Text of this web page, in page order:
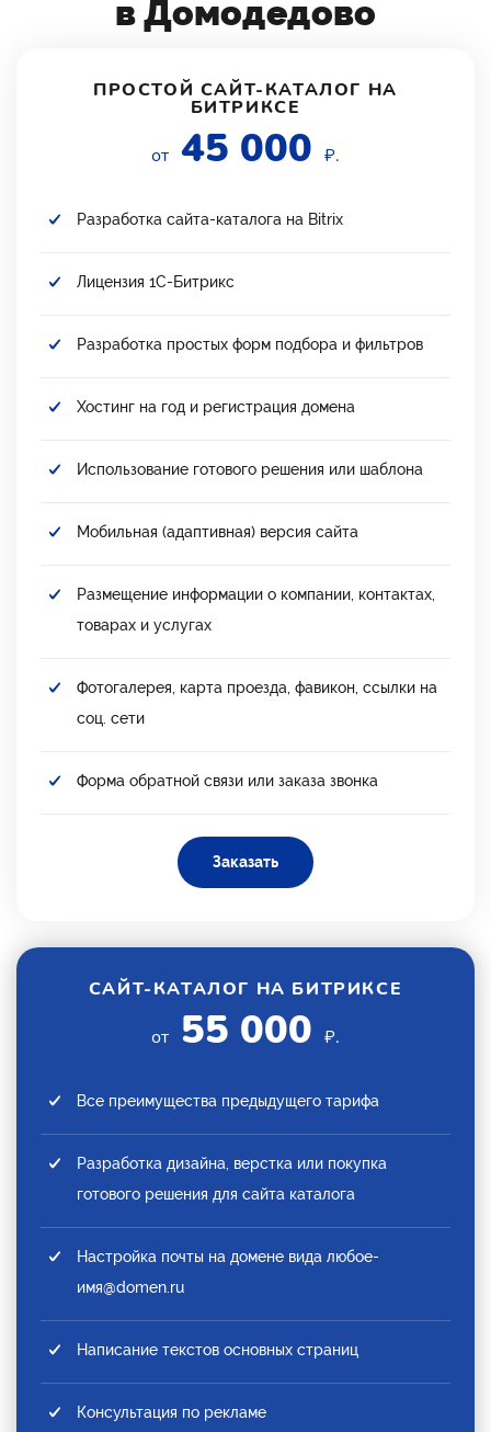
в Домодедово
ПРОСТОЙ САЙТ-КАТАЛОГ НА
БИТРИКСЕ
от 45 000 ₽.
Разработка сайта-каталога на Bitrix
Лицензия 1С-Битрикс
Разработка простых форм подбора и фильтров
Хостинг на год и регистрация домена
Использование готового решения или шаблона
Мобильная (адаптивная) версия сайта
Размещение информации о компании, контактах,
товарах и услугах
Фотогалерея, карта проезда, фавикон, ссылки на
соц. сети
Форма обратной связи или заказа звонка
Заказать
САЙТ-КАТАЛОГ НА БИТРИКСЕ
от 55 000 ₽.
Все преимущества предыдущего тарифа
Разработка дизайна, верстка или покупка
готового решения для сайта каталога
Настройка почты на домене вида любое-
имя@domen.ru
Написание текстов основных страниц
Консультация по рекламе